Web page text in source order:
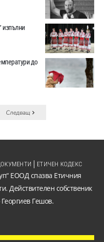
изпълни
до
Следващ
ЕООД спазва Етичния
Действителен собственик
Гешов.
ЕТИЧЕН КОДЕКС